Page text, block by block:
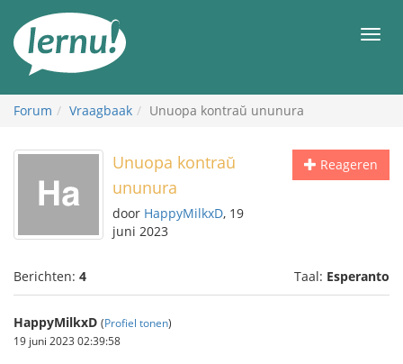
inhoud
Forum Vraagbaak Unuopa kontraŭ ununura
Reageren
Unuopa kontraŭ
ununura
door HappyMilkxD, 19
juni 2023
Berichten: 4 Taal: Esperanto
HappyMilkxD (Profiel tonen)
19 juni 2023 02:39:58